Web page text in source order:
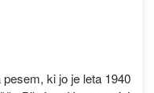
ki jo je leta 1940